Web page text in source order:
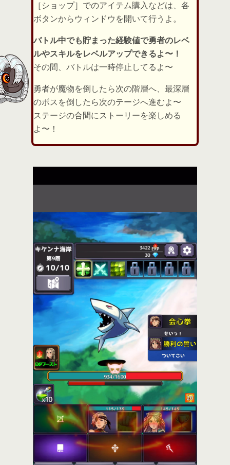
［ショップ］でのアイテム購入などは、各
ボタンからウィンドウを開いて行うよ。
バトル中でも貯まった経験値で勇者のレベ
ルやスキルをレベルアップできるよ〜！
その間、バトルは一時停止してるよ〜
勇者が魔物を倒したら次の階層へ、最深層
のボスを倒したら次のテージへ進むよ〜
ステージの合間にストーリーを楽しめる
よ〜！